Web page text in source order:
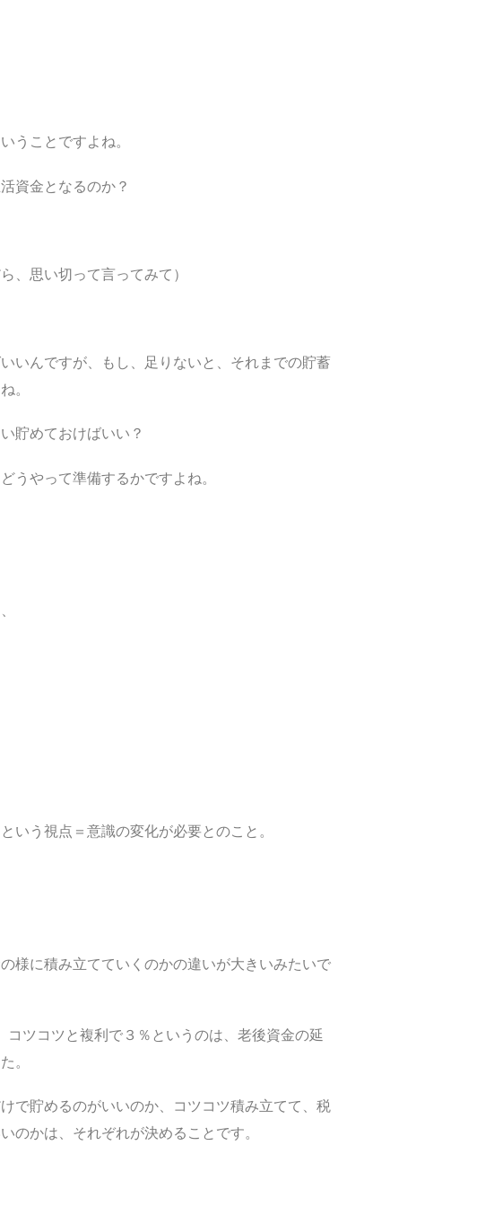
うことですよね。
資金となるのか？
、思い切って言ってみて）
いんですが、もし、足りないと、それまでの貯蓄
。
貯めておけばいい？
うやって準備するかですよね。
いう視点＝意識の変化が必要とのこと。
様に積み立てていくのかの違いが大きいみたいで
ツコツと複利で３％というのは、老後資金の延
。
で貯めるのがいいのか、コツコツ積み立てて、税
のかは、それぞれが決めることです。